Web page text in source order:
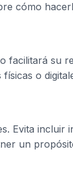
cómo
facilitará su
o
Evita incluir
un